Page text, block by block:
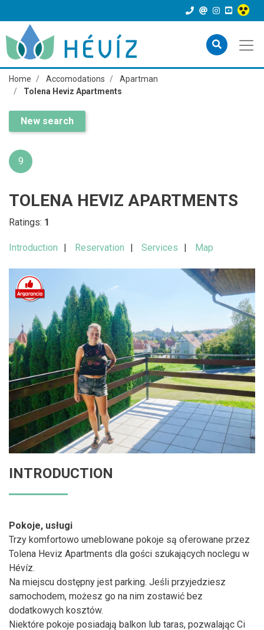
Home Accomodations
Apartman
Tolena Heviz Apartments
New search
9
TOLENA HEVIZ APARTMENTS
Ratings: 1
Introduction Reservation Services Map
INTRODUCTION
Pokoje, usługi
Trzy komfortowo umeblowane pokoje są oferowane przez
Tolena Heviz Apartments dla gości szukających noclegu w
Hévíz.
Na miejscu dostępny jest parking. Jeśli przyjedziesz
samochodem, możesz go na nim zostawić bez
dodatkowych kosztów.
Niektóre pokoje posiadają balkon lub taras, pozwalając Ci